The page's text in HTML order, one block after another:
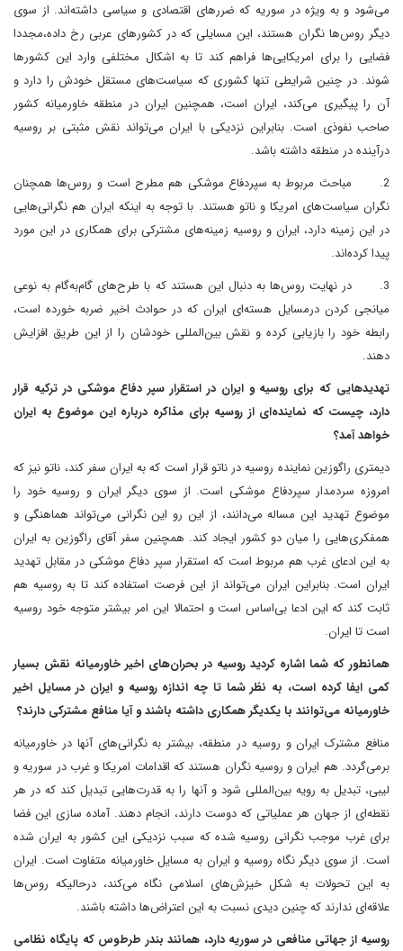
می‌شود و به ویژه در سوریه که ضررهای اقتصادی و سیاسی داشته‌اند. از سوی
دیگر روس‌ها نگران هستند، این مسایلی که در کشورهای عربی رخ داده،مجددا
فضایی را برای امریکایی‌ها فراهم کند تا به اشکال مختلفی وارد این کشورها
شوند. در چنین شرایطی تنها کشوری که سیاست‌های مستقل خودش را دارد و
آن را پیگیری می‌کند، ایران است، همچنین ایران در منطقه خاورمیانه کشور
صاحب نفوذی است. بنابراین نزدیکی با ایران می‌تواند نقش مثبتی بر روسیه
درآینده در منطقه داشته باشد.
2.
مباحث مربوط به سپردفاع موشکی هم مطرح است و روس‌ها همچنان
نگران سیاست‌های امریکا و ناتو هستند. با توجه به اینکه ایران هم نگرانی‌هایی
در این زمینه دارد، ایران و روسیه زمینه‌های مشترکی برای همکاری در این مورد
پیدا کرده‌اند.
3.
در نهایت روس‌ها به دنبال این هستند که با طرح‌های گام‌به‌گام به نوعی
میانجی کردن درمسایل هسته‌ای ایران که در حوادث اخیر ضربه خورده است،
رابطه خود را بازیابی کرده و نقش بین‌المللی خودشان را از این طریق افزایش
دهند.
تهدید‌هایی که برای روسیه و ایران در استقرار سپر دفاع موشکی در ترکیه قرار
دارد، چیست که نماینده‌ای از روسیه برای مذاکره درباره این موضوع به ایران
خواهد آمد؟
دیمتری راگوزین نماینده روسیه در ناتو قرار است که به ایران سفر کند، ناتو نیز که
امروزه سردمدار سپردفاع موشکی است. از سوی دیگر ایران و روسیه خود را
موضوع تهدید این مساله می‌دانند، از این رو این نگرانی می‌تواند هماهنگی و
همفکری‌هایی را میان دو کشور ایجاد کند. همچنین سفر آقای راگوزین به ایران
به این ادعای غرب هم مربوط است که استقرار سپر دفاع موشکی در مقابل تهدید
ایران است. بنابراین ایران می‌تواند از این فرصت استفاده کند تا به روسیه هم
ثابت کند که این ادعا بی‌اساس است و احتمالا این امر بیشتر متوجه خود روسیه
است تا ایران.
همانطور که شما اشاره کردید روسیه در بحران‌های اخیر خاورمیانه نقش بسیار
کمی ایفا کرده است، به نظر شما تا چه اندازه روسیه و ایران در مسایل اخیر
خاورمیانه می‌توانند با یکدیگر همکاری داشته باشند و آیا منافع مشترکی دارند؟
منافع مشترک ایران و روسیه در منطقه، بیشتر به نگرانی‌های آنها در خاورمیانه
برمی‌گردد. هم ایران و روسیه نگران هستند که اقدامات امریکا و غرب در سوریه و
لیبی، تبدیل به رویه بین‌المللی شود و آنها را به قدرت‌هایی تبدیل کند که در هر
نقطه‌ای از جهان هر عملیاتی که دوست دارند، انجام دهند. آماده سازی این فضا
برای غرب موجب نگرانی روسیه شده که سبب نزدیکی این کشور به ایران شده
است. از سوی دیگر نگاه روسیه و ایران به مسایل خاورمیانه متفاوت است. ایران
به این تحولات به شکل خیزش‌های اسلامی نگاه می‌کند، درحالیکه روس‌ها
علاقه‌ای ندارند که چنین دیدی نسبت به این اعتراض‌ها داشته باشند.
روسیه از جهاتی منافعی در سوریه دارد، همانند بندر طرطوس که پایگاه نظامی